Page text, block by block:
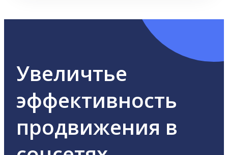
Увеличтье
эффективность
продвижения в